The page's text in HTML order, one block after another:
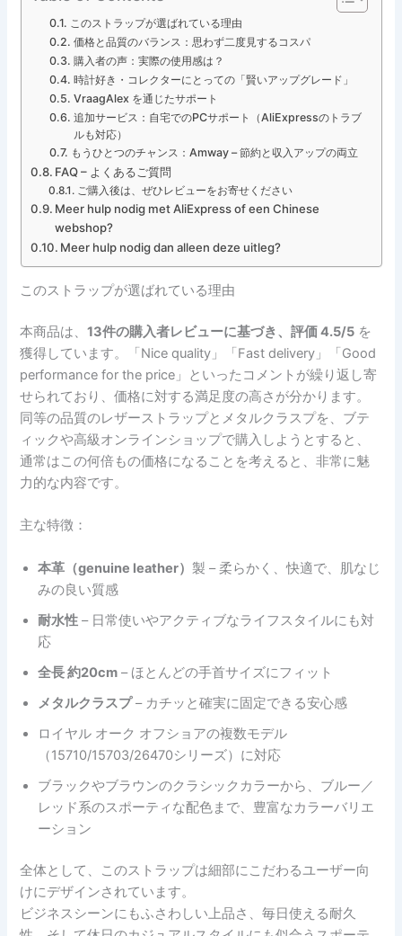
このストラップが選ばれている理由
価格と品質のバランス：思わず二度見するコスパ
購入者の声：実際の使用感は？
時計好き・コレクターにとっての「賢いアップグレード」
VraagAlex を通じたサポート
追加サービス：自宅でのPCサポート（AliExpressのトラブ
ルも対応）
もうひとつのチャンス：Amway – 節約と収入アップの両立
FAQ – よくあるご質問
ご購入後は、ぜひレビューをお寄せください
Meer hulp nodig met AliExpress of een Chinese
webshop?
Meer hulp nodig dan alleen deze uitleg?
このストラップが選ばれている理由
本商品は、13件の購入者レビューに基づき、評価 4.5/5 を
獲得しています。「Nice quality」「Fast delivery」「Good
performance for the price」といったコメントが繰り返し寄
せられており、価格に対する満足度の高さが分かります。
同等の品質のレザーストラップとメタルクラスプを、ブテ
ィックや高級オンラインショップで購入しようとすると、
通常はこの何倍もの価格になることを考えると、非常に魅
力的な内容です。
主な特徴：
本革（genuine leather）製 – 柔らかく、快適で、肌なじ
みの良い質感
耐水性 – 日常使いやアクティブなライフスタイルにも対
応
全長 約20cm – ほとんどの手首サイズにフィット
メタルクラスプ– カチッと確実に固定できる安心感
ロイヤル オーク オフショアの複数モデル
（15710/15703/26470シリーズ）に対応
ブラックやブラウンのクラシックカラーから、ブルー／
レッド系のスポーティな配色まで、豊富なカラーバリエ
ーション
全体として、このストラップは細部にこだわるユーザー向
けにデザインされています。
ビジネスシーンにもふさわしい上品さ、毎日使える耐久